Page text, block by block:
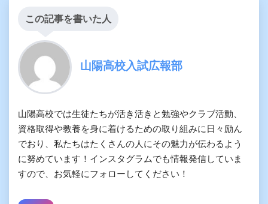
この記事を書いた人
山陽高校入試広報部
山陽高校では生徒たちが活き活きと勉強やクラブ活動、
資格取得や教養を身に着けるための取り組みに日々励ん
でおり、私たちはたくさんの人にその魅力が伝わるよう
に努めています！インスタグラムでも情報発信していま
すので、お気軽にフォローしてください！